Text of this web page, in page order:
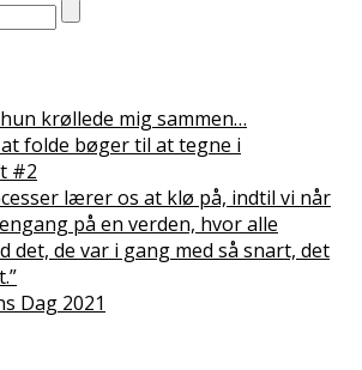
krøllede mig sammen…
folde bøger til at tegne i
#2
lærer os at klø på, indtil vi når
på en verden, hvor alle
det, de var i gang med så snart, det
Dag 2021